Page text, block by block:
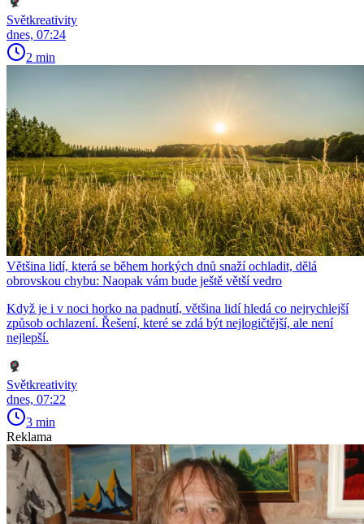
Světkreativity
dnes, 07:24
2 min
Většina lidí, která se během horkých dnů snaží ochladit, dělá
obrovskou chybu: Naopak vám bude ještě větší vedro
Když je i v noci horko na padnutí, většina lidí hledá co nejrychlejší
způsob ochlazení. Řešení, které se zdá být nejlogičtější, ale není
nejlepší.
Světkreativity
dnes, 07:22
3 min
Reklama